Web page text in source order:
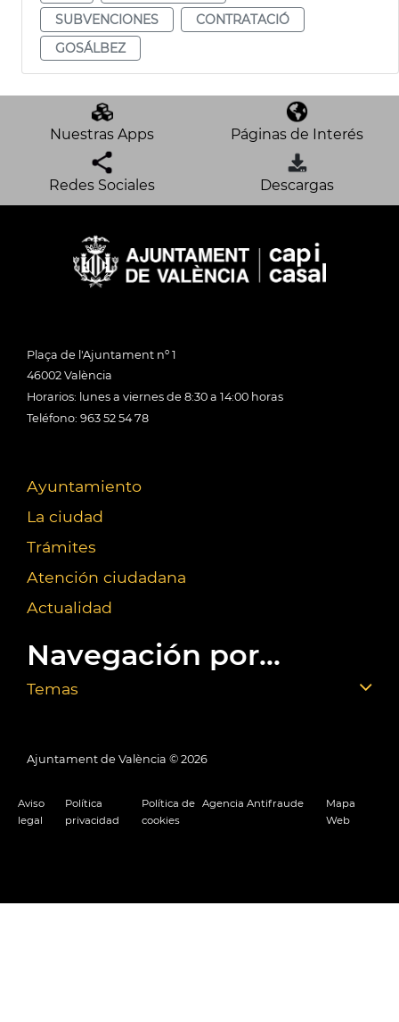
SUBVENCIONES
CONTRATACIÓ
GOSÁLBEZ
Nuestras Apps Páginas de Interés
Redes Sociales Descargas
Plaça de l'Ajuntament nº 1
46002 València
Horarios: lunes a viernes de 8:30 a 14:00 horas
Teléfono: 963 52 54 78
Ayuntamiento
La ciudad
Trámites
Atención ciudadana
Actualidad
Navegación por...
Temas
Ajuntament de València © 2026
Aviso
legal
Política
privacidad
Política de
cookies
Agencia Antifraude
Mapa
Web